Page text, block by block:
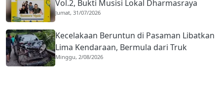
Vol.2, Bukti Musisi Lokal Dharmasraya
Mampu Bersaing di Panggung Nasional
Jumat, 31/07/2026
Kecelakaan Beruntun di Pasaman Libatkan
Lima Kendaraan, Bermula dari Truk
Diduga Rem Blong
Minggu, 2/08/2026